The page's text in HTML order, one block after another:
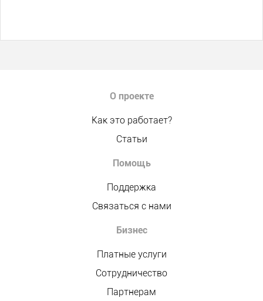
О проекте
Как это работает?
Статьи
Помощь
Поддержка
Связаться с нами
Бизнес
Платные услуги
Сотрудничество
Партнерам